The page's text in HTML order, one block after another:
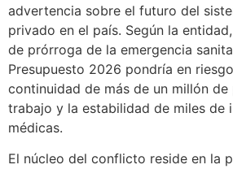
advertencia sobre el futuro del
privado en el país. Según la
de prórroga de la emergencia
Presupuesto 2026 pondría en
continuidad de más de un millón de
trabajo y la estabilidad de miles de
médicas.
El núcleo del conflicto reside en la